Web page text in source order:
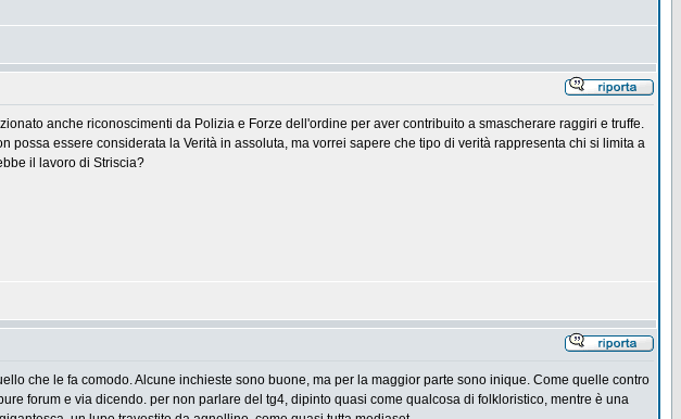
anche riconoscimenti da Polizia e Forze dell'ordine per aver contribuito a smascherare raggiri e truffe.
essere considerata la Verità in assoluta, ma vorrei sapere che tipo di verità rappresenta chi si limita a
il lavoro di Striscia?
che le fa comodo. Alcune inchieste sono buone, ma per la maggior parte sono inique. Come quelle contro
forum e via dicendo. per non parlare del tg4, dipinto quasi come qualcosa di folkloristico, mentre è una